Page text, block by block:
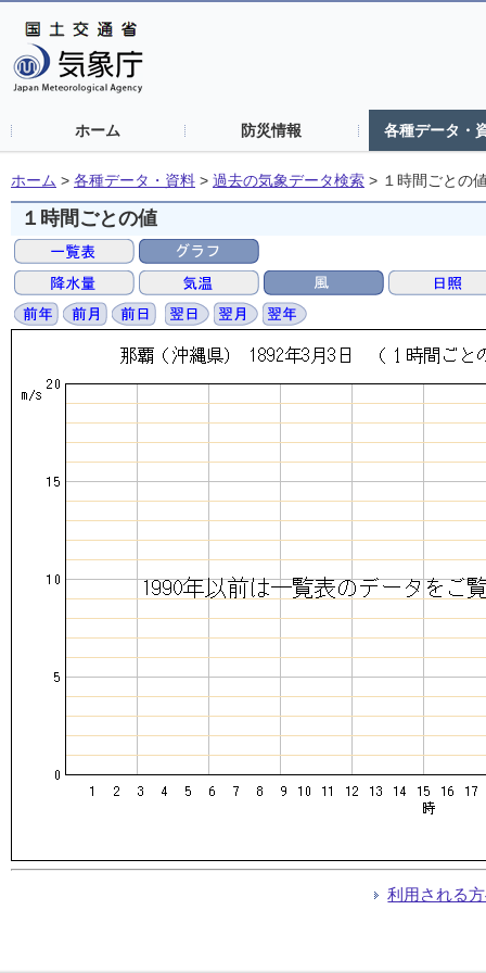
ホーム 防災情報 各種データ・
ホーム > 各種データ・資料 > 過去の気象データ検索 > １時間ごとの
１時間ごとの値
利用される